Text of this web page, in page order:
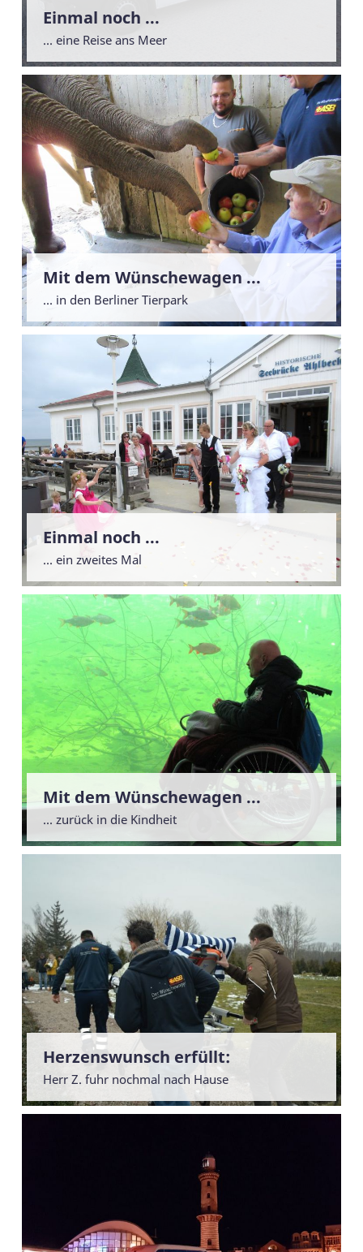
Einmal noch ...
... eine Reise ans Meer
Mit dem Wünschewagen ...
... in den Berliner Tierpark
Einmal noch ...
... ein zweites Mal
Mit dem Wünschewagen ...
... zurück in die Kindheit
Herzenswunsch erfüllt:
Herr Z. fuhr nochmal nach Hause